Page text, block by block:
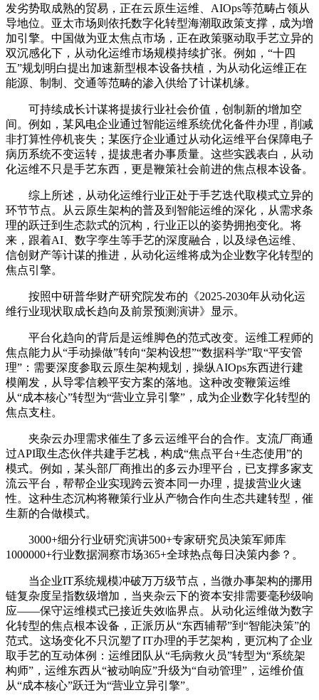
发劣势取成熟的贸易，正在云原生运维、AIOps等范畴占领从
导地位。亚太市场则依托数字化转型海潮取政策支撑，成为增
加引擎。中国做为亚太焦点市场，正在政策驱动取手艺立异的
双沉感化下，从动化运维市场规模持续扩张。例如，“十四
五”规划明白提出加速新型根本设备扶植，为从动化运维正在
能源、制制、交通等范畴的渗入供给了计谋机缘。
可持续成长计谋将提拔行业社会价值，创制新的增加空
间。例如，某风电企业通过智能运维系统优化备件办理，削减
非打算性停机丧失；某医疗企业通过从动化运维平台保障电子
病历系统不变运转，提拔患者办事质量。这些实践表白，从动
化运维不只是手艺东西，更是鞭策社会前进的焦点根本设备。
综上所述，从动化运维行业正处于手艺迭代取模式立异的
环节节点。从云原生架构的普及到智能运维的深化，从需求条
理的跃迁到生态款式的沉构，行业正以的姿势拥抱变化。将
来，跟着AI、数字孪生等手艺的深度融合，以及绿色运维、
信创财产等计谋的推进，从动化运维将成为企业数字化转型的
焦点引擎。
按照中研普华财产研究院发布的《2025-2030年从动化运
维行业现状取成长趋向及前景预测演讲》显示。
平台化趋向的背后是运维脚色的范式改变。运维工程师的
焦点能力从“手动操做”转向“架构设想”“数据科学”取“平安管
理”：需要深度参取云原生架构规划，操纵AIOps东西进行建
模阐发，从导零信赖平安方案的落地。这种改变鞭策运维
从“成本核心”转型为“营业立异引擎”，成为企业数字化转型的
焦点支柱。
夹杂云办理需求催生了多云运维平台的合作。支流厂商通
过API取生态伙伴共建手艺栈，构成“焦点平台+生态使用”的
模式。例如，某头部厂商推出的多云办理平台，已支撑多家支
流云平台，帮帮企业实现跨云资本同一办理，提拔营业火速
性。这种生态沉构将鞭策行业从产物合作向生态共建转型，催
生新的合做模式。
3000+细分行业研究演讲500+专家研究员决策军师库
1000000+行业数据洞察市场365+全球热点每日决策内参？。
当企业IT系统规模冲破万万级节点，当微办事架构的挪用
链复杂度呈指数级增加，当夹杂云下的资本安排需要毫秒级响
应——保守运维模式已接近失效临界点。从动化运维做为数字
化转型的焦点根本设备，正派历从“东西辅帮”到“智能决策”的
范式。这场变化不只沉塑了IT办理的手艺架构，更沉构了企业
取手艺的互动体例：运维团队从“毛病救火员”转型为“系统架
构师”，运维东西从“被动响应”升级为“自动管理”，运维价值
从“成本核心”跃迁为“营业立异引擎”。